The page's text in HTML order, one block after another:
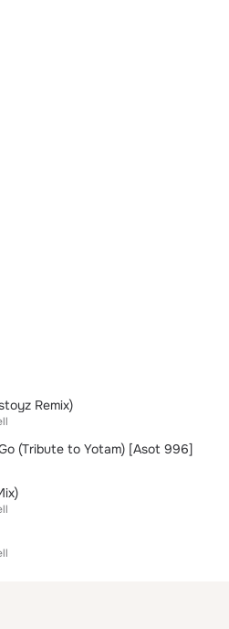
Remix)
(Tribute to Yotam) [Asot 996]